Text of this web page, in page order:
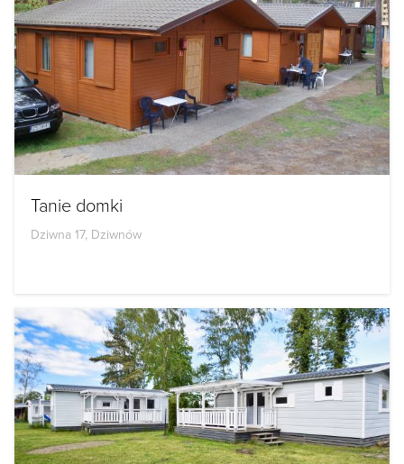
Tanie domki
Dziwna 17, Dziwnów